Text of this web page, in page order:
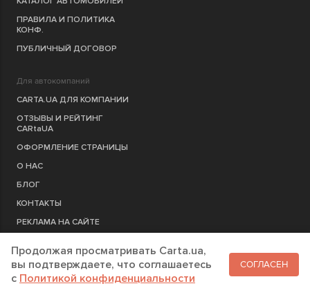
ПРАВИЛА И ПОЛИТИКА
КОНФ.
ПУБЛИЧНЫЙ ДОГОВОР
Для автокомпаний
CARTA.UA ДЛЯ КОМПАНИИ
ОТЗЫВЫ И РЕЙТИНГ
CARtaUA
ОФОРМЛЕНИЕ СТРАНИЦЫ
О НАС
БЛОГ
КОНТАКТЫ
РЕКЛАМА НА САЙТЕ
РЕГИСТРАЦИЯ КОМПАНИЮ
Продолжая просматривать Carta.ua,
вы подтверждаете, что соглашаетесь
c Политикой конфиденциальности
СОГЛАСЕН